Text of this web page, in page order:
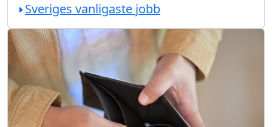
Sveriges vanligaste jobb